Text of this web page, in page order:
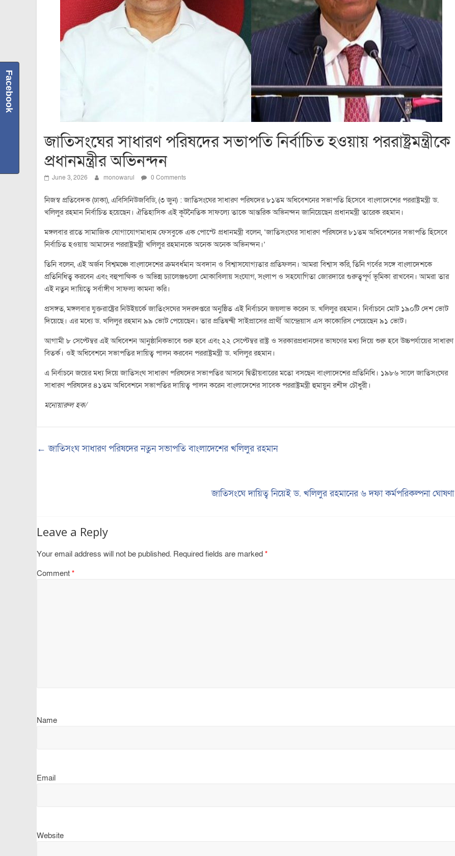
জাতিসংঘের সাধারণ পরিষদের সভাপতি নির্বাচিত হওয়ায় পররাষ্ট্রমন্ত্রীকে
প্রধানমন্ত্রীর অভিনন্দন
June 3, 2026 monowarul 0 Comments
নিজস্ব প্রতিবেদক (ঢাকা), এবিসিনিউজবিডি, (৩ জুন) : জাতিসংঘের সাধারণ পরিষদের ৮১তম অধিবেশনের সভাপতি হিসেবে বাংলাদেশের পররাষ্ট্রমন্ত্রী ড.
খলিলুর রহমান নির্বাচিত হয়েছেন। ঐতিহাসিক এই কূটনৈতিক সাফল্যে তাকে আন্তরিক অভিনন্দন জানিয়েছেন প্রধানমন্ত্রী তারেক রহমান।
মঙ্গলবার রাতে সামাজিক যোগাযোগমাধ্যম ফেসবুকে এক পোস্টে প্রধানমন্ত্রী বলেন, ‘জাতিসংঘের সাধারণ পরিষদের ৮১তম অধিবেশনের সভাপতি হিসেবে
নির্বাচিত হওয়ায় আমাদের পররাষ্ট্রমন্ত্রী খলিলুর রহমানকে অনেক অনেক অভিনন্দন।’
তিনি বলেন, এই অর্জন বিশ্বমঞ্চে বাংলাদেশের ক্রমবর্ধমান অবদান ও বিশ্বাসযোগ্যতার প্রতিফলন। আমরা বিশ্বাস করি, তিনি গর্বের সঙ্গে বাংলাদেশকে
প্রতিনিধিত্ব করবেন এবং বহুপাক্ষিক ও অভিন্ন চ্যালেঞ্জগুলো মোকাবিলায় সংযোগ, সংলাপ ও সহযোগিতা জোরদারে গুরুত্বপূর্ণ ভূমিকা রাখবেন। আমরা তার
এই নতুন দায়িত্বে সর্বাঙ্গীণ সাফল্য কামনা করি।
প্রসঙ্গত, মঙ্গলবার যুক্তরাষ্ট্রের নিউইয়র্কে জাতিংসঘের সদরদপ্তরে অনুষ্ঠিত এই নির্বাচনে জয়লাভ করেন ড. খলিলুর রহমান। নির্বাচনে মোট ১৯০টি দেশ ভোট
দিয়েছে। এর মধ্যে ড. খলিলুর রহমান ৯৯ ভোট পেয়েছেন। তার প্রতিদ্বন্দ্বী সাইপ্রাসের প্রার্থী আন্দ্রেয়াস এস কাকোরিস পেয়েছেন ৯১ ভোট।
আগামী ৮ সেপ্টেম্বর এই অধিবেশন আনুষ্ঠানিকভাবে শুরু হবে এবং ২২ সেপ্টেম্বর রাষ্ট্র ও সরকারপ্রধানদের ভাষণের মধ্য দিয়ে শুরু হবে উচ্চপর্যায়ের সাধারণ
বিতর্ক। ওই অধিবেশনে সভাপতির দায়িত্ব পালন করবেন পররাষ্ট্রমন্ত্রী ড. খলিলুর রহমান।
এ নির্বাচনে জয়ের মধ্য দিয়ে জাতিসংঘ সাধারণ পরিষদের সভাপতির আসনে দ্বিতীয়বারের মতো বসছেন বাংলাদেশের প্রতিনিধি। ১৯৮৬ সালে জাতিসংঘের
সাধারণ পরিষদের ৪১তম অধিবেশনে সভাপতির দায়িত্ব পালন করেন বাংলাদেশের সাবেক পররাষ্ট্রমন্ত্রী হুমায়ুন রশীদ চৌধুরী।
মনোয়ারুল হক/
← জাতিসংঘ সাধারণ পরিষদের নতুন সভাপতি বাংলাদেশের খলিলুর রহমান
জাতিসংঘে দায়িত্ব নিয়েই ড. খলিলুর রহমানের ৬ দফা কর্মপরিকল্পনা ঘোষণা
Leave a Reply
Your email address will not be published. Required fields are marked *
Comment *
Name
Email
Website
Facebook